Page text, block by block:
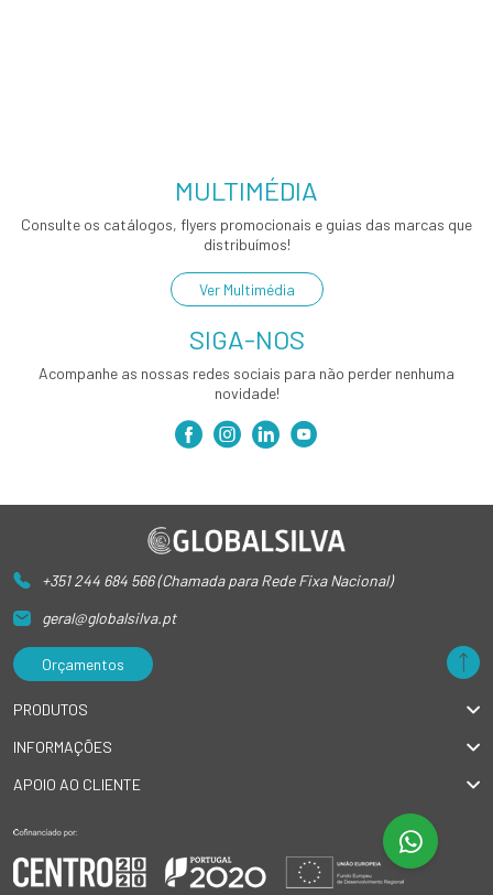
MULTIMÉDIA
Consulte os catálogos, flyers promocionais e guias das marcas que
distribuímos!
Ver Multimédia
SIGA-NOS
Acompanhe as nossas redes sociais para não perder nenhuma
novidade!
+351 244 684 566 (Chamada para Rede Fixa Nacional)
geral@globalsilva.pt
Orçamentos
PRODUTOS
INFORMAÇÕES
APOIO AO CLIENTE